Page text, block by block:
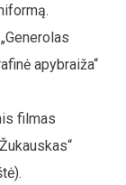
apybraiža“
filmas